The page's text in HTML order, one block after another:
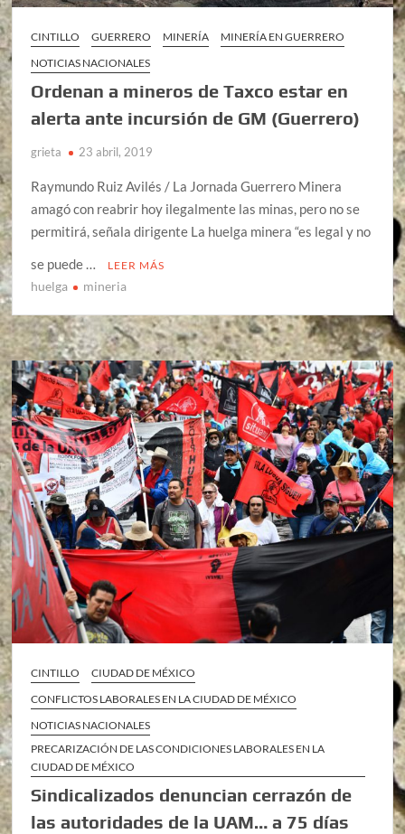
CINTILLO GUERRERO MINERÍA
MINERÍA EN GUERRERO
NOTICIAS NACIONALES
Ordenan a mineros de Taxco estar en
alerta ante incursión de GM (Guerrero)
grieta 23 abril, 2019
Raymundo Ruiz Avilés / La Jornada Guerrero Minera
amagó con reabrir hoy ilegalmente las minas, pero no se
permitirá, señala dirigente La huelga minera “es legal y no
se puede …
LEER MÁS
huelga mineria
CINTILLO
CIUDAD DE MÉXICO
CONFLICTOS LABORALES EN LA CIUDAD DE MÉXICO
NOTICIAS NACIONALES
PRECARIZACIÓN DE LAS CONDICIONES LABORALES EN LA
CIUDAD DE MÉXICO
Sindicalizados denuncian cerrazón de
las autoridades de la UAM… a 75 días